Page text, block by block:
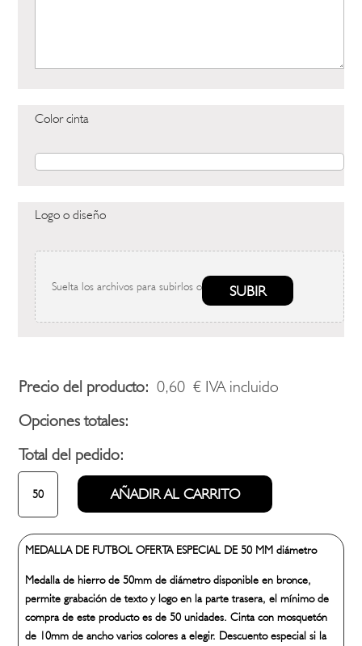
Color cinta
Logo o diseño
Suelta los archivos para subirlos o SUBIR
Precio del producto: 0,60€ IVA incluido
Opciones totales:
Total del pedido:
SERIE
FUTBOL
OFERTA
cantidad
AÑADIR AL CARRITO
MEDALLA DE FUTBOL OFERTA ESPECIAL DE 50 MM diámetro
Medalla de hierro de 50mm de diámetro disponible en bronce,
permite grabación de texto y logo en la parte trasera, el mínimo de
compra de este producto es de 50 unidades. Cinta con mosquetón
de 10mm de ancho varios colores a elegir. Descuento especial si la